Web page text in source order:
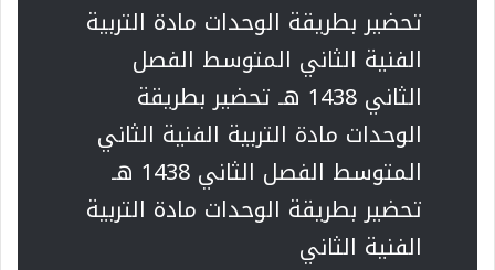
تحضير بطريقة الوحدات مادة التربية
الفنية الثاني المتوسط الفصل
الثاني 1438 هـ تحضير بطريقة
الوحدات مادة التربية الفنية الثاني
المتوسط الفصل الثاني 1438 هـ
تحضير بطريقة الوحدات مادة التربية
الفنية الثاني